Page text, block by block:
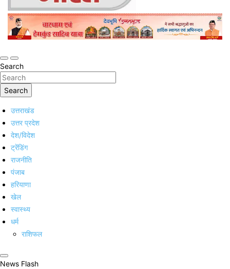
Jan Jan Ka Bharat
Online Trending Hindi News Website
Search
Search
उत्तराखंड
उत्तर प्रदेश
देश/विदेश
ट्रेंडिंग
राजनीति
पंजाब
हरियाणा
खेल
स्वास्थ्य
धर्म
राशिफल
News Flash